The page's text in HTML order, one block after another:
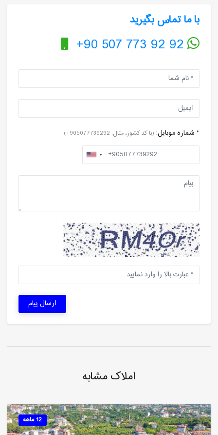
با ما تماس بگیرید
+90 507 773 92 92
* شماره موبایل: (با کد کشور، مثال: 905077739292+)
ارسال پیام
املاک مشابه
12 ماهه